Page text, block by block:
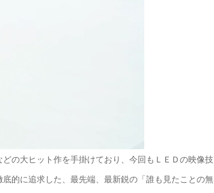
の大ヒット作を手掛けており、今回もＬＥＤの映像技
的に追求した、最先端、最新鋭の「誰も見たことの無